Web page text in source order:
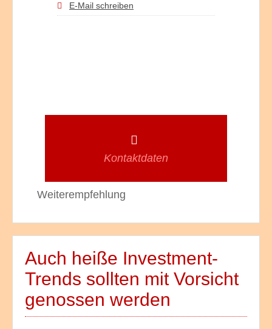
E-Mail schreiben
Kontaktdaten
Weiterempfehlung
Auch heiße Investment-
Trends sollten mit Vorsicht
genossen werden